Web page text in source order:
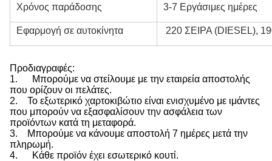
Χρόνος παράδοσης 3-7 Εργάσιμες ημέρες
Εφαρμογή σε αυτοκίνητα 220 ΣΕΙΡΑ (DIESEL),
Προδιαγραφές:
1.
Μπορούμε να στείλουμε με την εταιρεία αποστολής
που ορίζουν οι πελάτες.
2. Το εξωτερικό χαρτοκιβώτιο είναι ενισχυμένο με ιμάντες
που μπορούν να εξασφαλίσουν την ασφάλεια των
προϊόντων κατά τη μεταφορά.
3.
Μπορούμε να κάνουμε αποστολή 7 ημέρες μετά την
πληρωμή.
4.
Κάθε προϊόν έχει εσωτερικό κουτί.